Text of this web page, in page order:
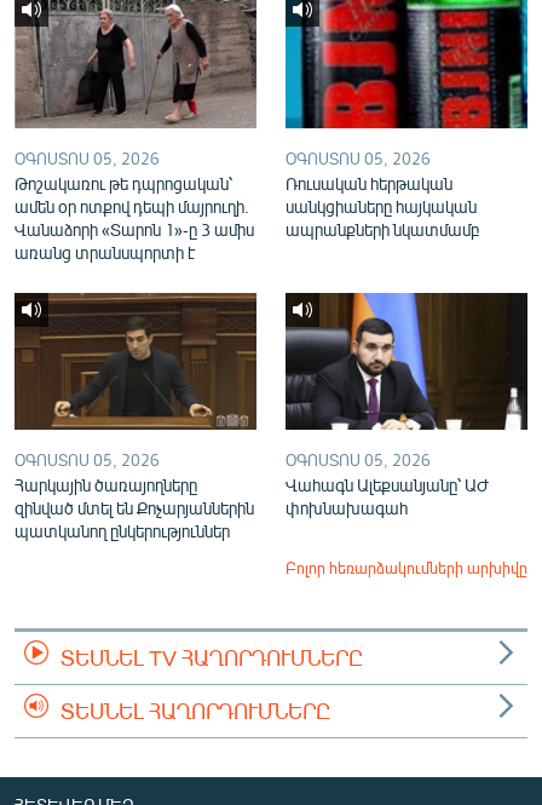
«Ազատության» բոլոր կայքերը
ՕԳՈՍՏՈՍ 05, 2026
Թոշակառու թե դպրոցական՝
ամեն օր ոտքով դեպի մայրուղի.
Վանաձորի «Տարոն 1»-ը 3 ամիս
առանց տրանսպորտի է
ՕԳՈՍՏՈՍ 05, 2026
Ռուսական հերթական
սանկցիաները հայկական
ապրանքների նկատմամբ
ՕԳՈՍՏՈՍ 05, 2026
Հարկային ծառայողները
զինված մտել են Քոչարյաններին
պատկանող ընկերություններ
ՕԳՈՍՏՈՍ 05, 2026
Վահագն Ալեքսանյանը՝ ԱԺ
փոխնախագահ
Բոլոր հեռարձակումների արխիվը
ՏԵՍՆԵԼ TV ՀԱՂՈՐԴՈՒՄՆԵՐԸ
ՏԵՍՆԵԼ ՀԱՂՈՐԴՈՒՄՆԵՐԸ